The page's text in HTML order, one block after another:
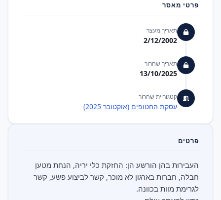
פרטי מאסר
תאריך מעצר
2/12/2002
תאריך שחרור
13/10/2025
קטגוריית שחרור
עסקת החטופים (אוקטובר 2025)
פרטים
העבירות בהן הורשע הן: החזקת כלי יריה, הנחת מטען
חבלה, חברות בארגון לא מוכר, קשר לביצוע פשע, קשר